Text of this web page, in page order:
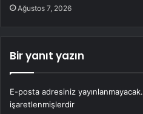
Ağustos 7, 2026
Bir yanıt yazın
E-posta adresiniz yayınlanmayacak.
işaretlenmişlerdir